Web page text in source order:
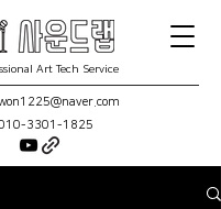
Art Tech Service
3301-1825